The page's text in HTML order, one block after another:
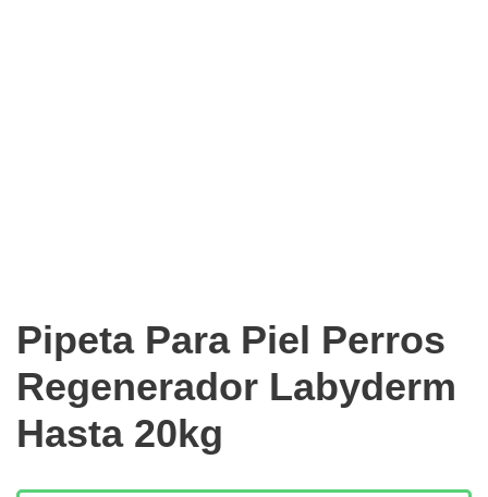
Pipeta Para Piel Perros
Regenerador Labyderm
Hasta 20kg